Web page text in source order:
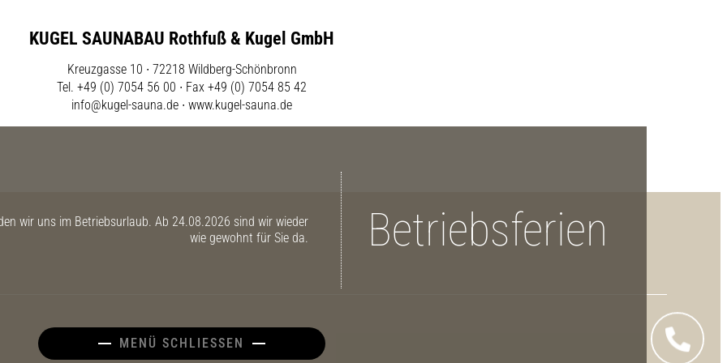
KUGEL SAUNABAU Rothfuß & Kugel GmbH
Kreuzgasse 10 ∙ 72218 Wildberg-Schönbronn
Tel. +49 (0) 7054 56 00 ∙ Fax +49 (0) 7054 85 42
info@kugel-sauna.de ∙ www.kugel-sauna.de
wir uns im Betriebsurlaub. Ab 24.08.2026 sind wir wieder
wie gewohnt für Sie da.
Betriebsferien
MENÜ SCHLIESSEN